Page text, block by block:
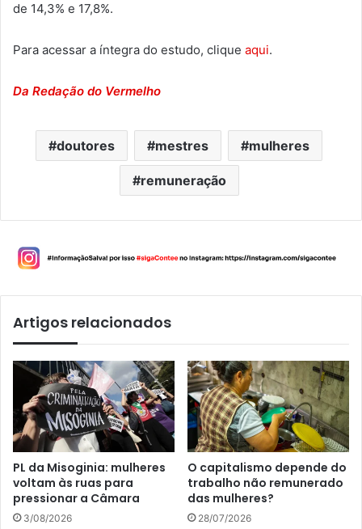
de 14,3% e 17,8%.
Para acessar a íntegra do estudo, clique aqui.
Da Redação do Vermelho
doutores mestres mulheres
remuneração
Artigos relacionados
PL da Misoginia: mulheres
voltam às ruas para
pressionar a Câmara
3/08/2026
O capitalismo depende do
trabalho não remunerado
das mulheres?
28/07/2026